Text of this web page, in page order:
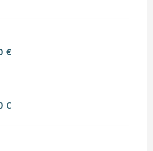
€
€